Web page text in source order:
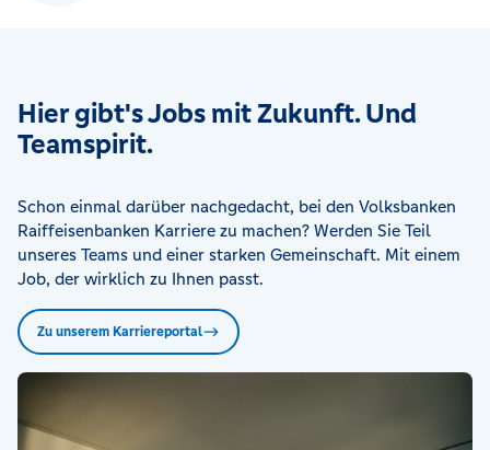
Hier gibt's Jobs mit Zukunft. Und
Teamspirit.
Schon einmal darüber nachgedacht, bei den Volksbanken
Raiffeisenbanken Karriere zu machen? Werden Sie Teil
unseres Teams und einer starken Gemeinschaft. Mit einem
Job, der wirklich zu Ihnen passt.
Zu unserem Karriereportal